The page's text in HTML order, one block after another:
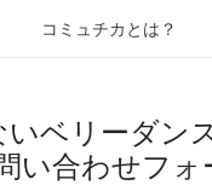
コミュチカとは？
ベリーダン
い合わせフォ